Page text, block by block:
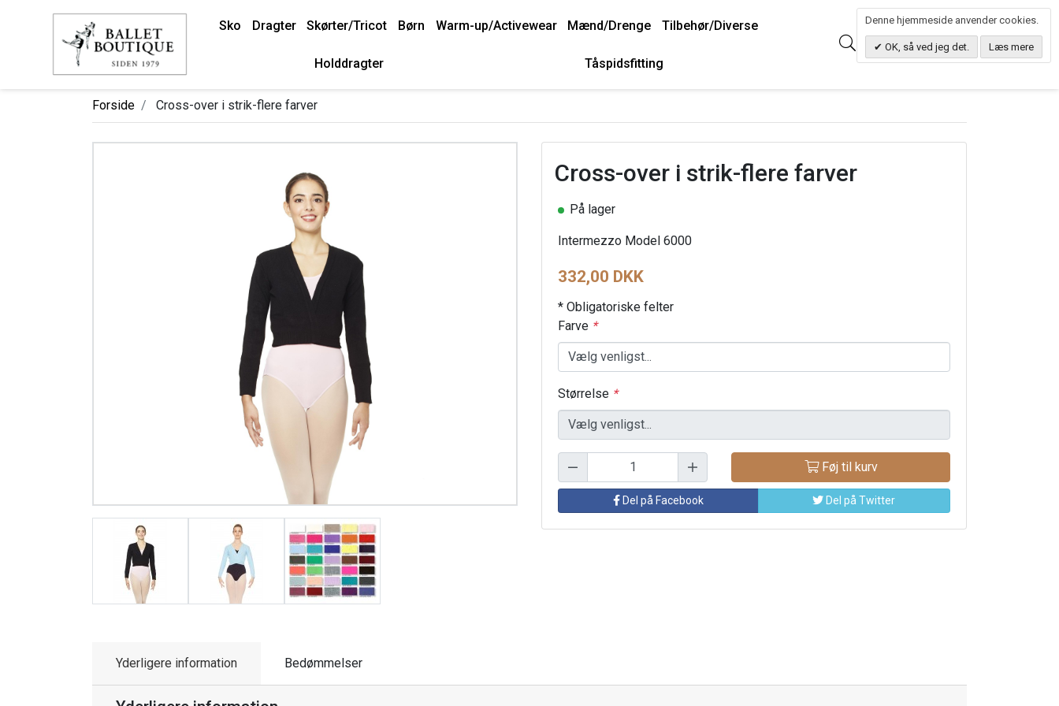
Sko Dragter Skørter/Tricot Børn Warm-up/Activewear Mænd/Drenge Tilbehør/Diverse
Holddragter Tåspidsfitting
Søg 0.00 DKK
Forside Cross-over i strik-flere farver
Cross-over i strik-flere farver
På lager
Intermezzo Model 6000
332,00 DKK
* Obligatoriske felter
Farve *
Størrelse *
Føj til kurv
Del på Facebook Del på Twitter
Yderligere information Bedømmelser
Denne hjemmeside anvender cookies.
OK, så ved jeg det. Læs mere